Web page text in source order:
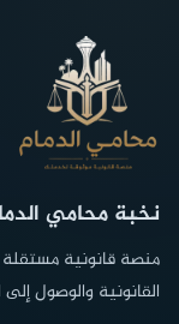
نخبة محامي
منصة قانونية مستقلة
القانونية والوصول